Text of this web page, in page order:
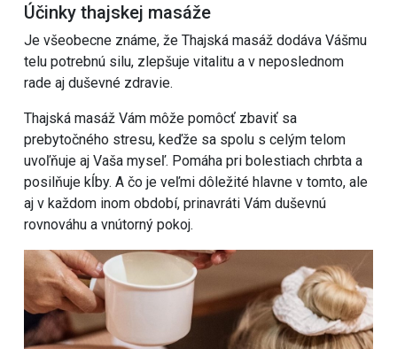
Účinky thajskej masáže
Je všeobecne známe, že Thajská masáž dodáva Vášmu
telu potrebnú silu, zlepšuje vitalitu a v neposlednom
rade aj duševné zdravie.
Thajská masáž Vám môže pomôcť zbaviť sa
prebytočného stresu, keďže sa spolu s celým telom
uvoľňuje aj Vaša myseľ. Pomáha pri bolestiach chrbta a
posilňuje kĺby. A čo je veľmi dôležité hlavne v tomto, ale
aj v každom inom období, prinavráti Vám duševnú
rovnováhu a vnútorný pokoj.